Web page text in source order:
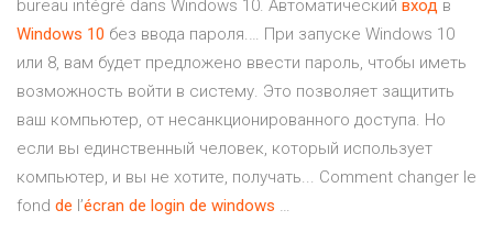
bureau intégré dans Windows 10. Автоматический вход в
Windows 10 без ввода пароля.… При запуске Windows 10
или 8, вам будет предложено ввести пароль, чтобы иметь
возможность войти в систему. Это позволяет защитить
ваш компьютер, от несанкционированного доступа. Но
если вы единственный человек, который использует
компьютер, и вы не хотите, получать... Comment changer le
fond de l’écran de login de windows …